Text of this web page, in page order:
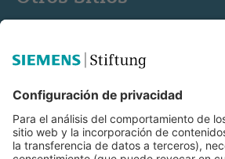
Educación STEM
Mediaportal